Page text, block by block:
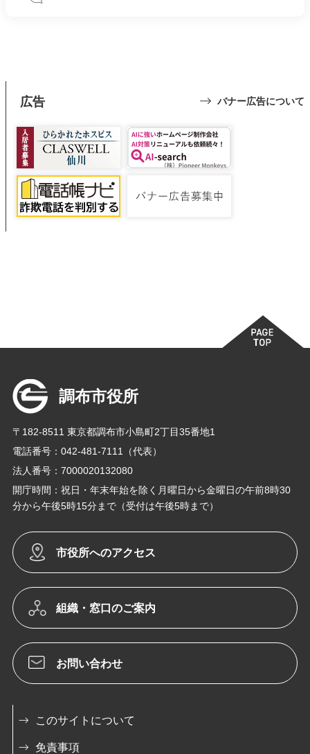
広告 バナー広告について
調布市役所
〒182-8511 東京都調布市小島町2丁目35番地1
電話番号：042-481-7111（代表）
法人番号：7000020132080
開庁時間：祝日・年末年始を除く月曜日から金曜日の午前8時30
分から午後5時15分まで（受付は午後5時まで）
市役所へのアクセス
組織・窓口のご案内
お問い合わせ
このサイトについて
免責事項